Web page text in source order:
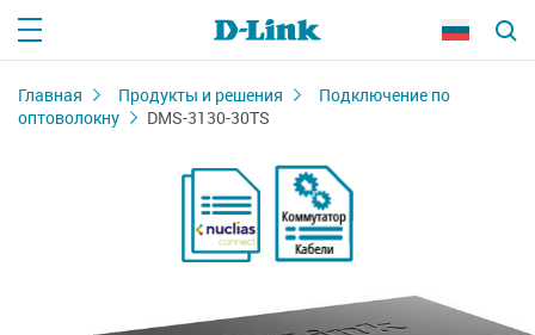
Главная Продукты и решения
Подключение по
оптоволокну
DMS-3130-30TS